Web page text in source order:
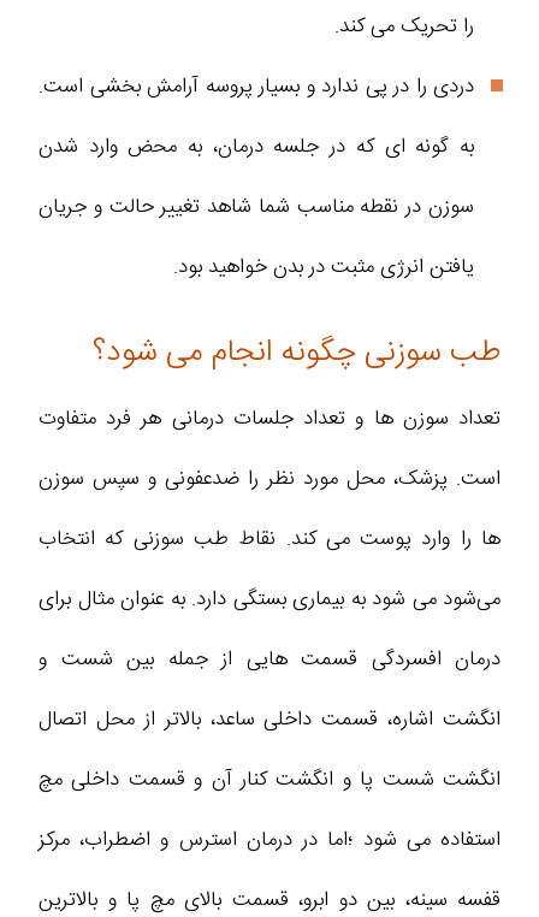
را تحریک می کند.
دردی را در پی ندارد و بسیار پروسه آرامش بخشی است.
به گونه ای که در جلسه درمان، به محض وارد شدن
سوزن در نقطه مناسب شما شاهد تغییر حالت و جریان
یافتن انرژی مثبت در بدن خواهید بود.
طب سوزنی چگونه انجام می شود؟
تعداد سوزن ها و تعداد جلسات درمانی هر فرد متفاوت
است. پزشک، محل مورد نظر را ضدعفونی و سپس سوزن
ها را وارد پوست می کند. نقاط طب سوزنی که انتخاب
می‌شود می شود به بیماری بستگی دارد. به عنوان مثال برای
درمان افسردگی قسمت هایی از جمله بین شست و
انگشت اشاره، قسمت داخلی ساعد، بالاتر از محل اتصال
انگشت شست پا و انگشت کنار آن و قسمت داخلی مچ
استفاده می شود ؛اما در درمان استرس و اضطراب، مرکز
قفسه سینه، بین دو ابرو، قسمت بالای مچ پا و بالاترین